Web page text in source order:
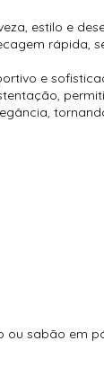
estilo e
rápida,
e
ou sabão em